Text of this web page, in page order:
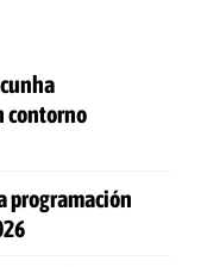
contorno
programación